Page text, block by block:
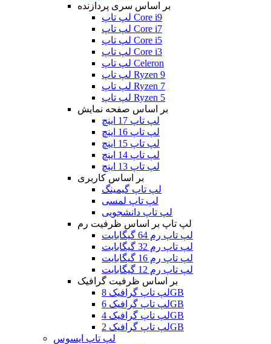
بر اساس سری پردازنده
لپ تاپ Core i9
لپ تاپ Core i7
لپ تاپ Core i5
لپ تاپ Core i3
لپ تاپ Celeron
لپ تاپ Ryzen 9
لپ تاپ Ryzen 7
لپ تاپ Ryzen 5
بر اساس صفحه نمایش
لپ تاپ 17 اینچ
لپ تاپ 16 اینچ
لپ تاپ 15 اینچ
لپ تاپ 14 اینچ
لپ تاپ 13 اینچ
بر اساس کاربری
لپ تاپ گیمینگ
لپ تاپ لمسی
لپ تاپ دانشجویی
لپ تاپ بر اساس ظرفیت رم
لپ تاپ رم 64 گیگابایت
لپ تاپ رم 32 گیگابایت
لپ تاپ رم 16 گیگابایت
لپ تاپ رم 12 گیگابایت
بر اساس ظرفیت گرافیک
لپ تاپ گرافیک 8GB
لپ تاپ گرافیک 6GB
لپ تاپ گرافیک 4GB
لپ تاپ گرافیک 2GB
لپ تاپ ایسوس